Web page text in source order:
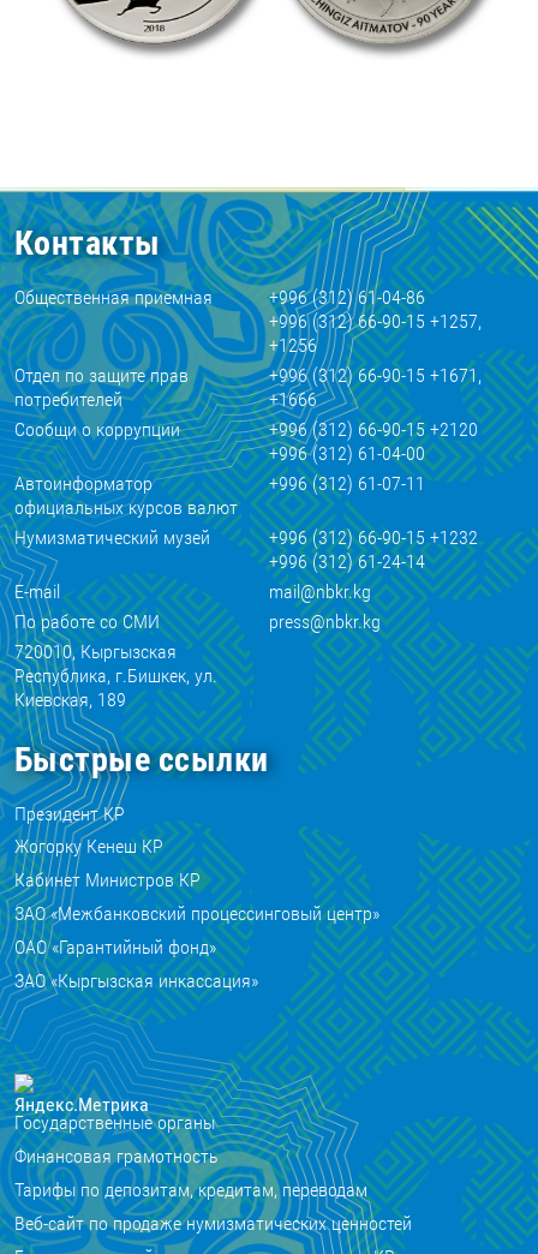
Контакты
Общественная приемная
+996 (312) 61-04-86
+996 (312) 66-90-15 +1257,
+1256
Отдел по защите прав
потребителей
+996 (312) 66-90-15 +1671,
+1666
Сообщи о коррупции
+996 (312) 66-90-15 +2120
+996 (312) 61-04-00
Автоинформатор
официальных курсов валют
+996 (312) 61-07-11
Нумизматический музей
+996 (312) 66-90-15 +1232
+996 (312) 61-24-14
E-mail
mail@nbkr.kg
По работе со СМИ
press@nbkr.kg
720010, Кыргызская
Республика, г.Бишкек, ул.
Киевская, 189
Быстрые ссылки
Президент КР
Жогорку Кенеш КР
Кабинет Министров КР
ЗАО «Межбанковский процессинговый центр»
ОАО «Гарантийный фонд»
ЗАО «Кыргызская инкассация»
Государственные органы
Финансовая грамотность
Тарифы по депозитам, кредитам, переводам
Веб-сайт по продаже нумизматических ценностей